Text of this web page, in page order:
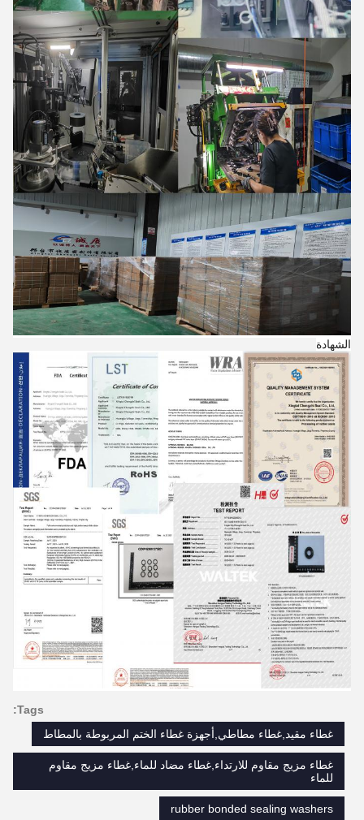
الشهادة
Tags:
غطاء مقيد,غطاء مطاطي,أجهزة غطاء الختم المربوطة بالمطاط
غطاء مزيج مقاوم للارتداء,غطاء مضاد للماء,غطاء مزيج مقاوم
للماء
rubber bonded sealing washers